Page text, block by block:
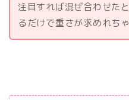
注目すれば混ぜ合わせた
るだけで重さが求めれち